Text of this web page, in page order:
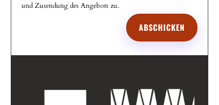
und Zusendung des Angebots zu.
ABSCHICKEN